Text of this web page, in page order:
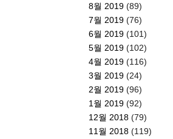
8월 2019 (89)
7월 2019 (76)
6월 2019 (101)
5월 2019 (102)
4월 2019 (116)
3월 2019 (24)
2월 2019 (96)
1월 2019 (92)
12월 2018 (79)
11월 2018 (119)